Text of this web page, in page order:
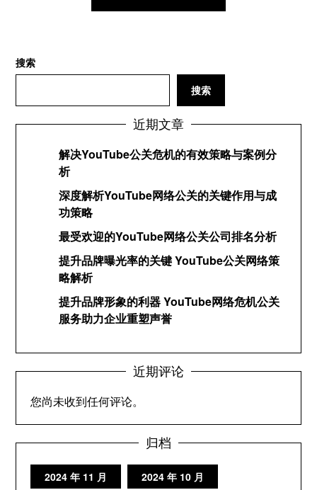
搜索
搜索
近期文章
解决YouTube公关危机的有效策略与案例分
析
深度解析YouTube网络公关的关键作用与成
功策略
最受欢迎的YouTube网络公关公司排名分析
提升品牌曝光率的关键 YouTube公关网络策
略解析
提升品牌形象的利器 YouTube网络危机公关
服务助力企业重塑声誉
近期评论
您尚未收到任何评论。
归档
2024 年 11 月 2024 年 10 月